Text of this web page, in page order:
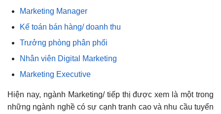
Marketing Manager
Kế toán bán hàng/ doanh thu
Trưởng phòng phân phối
Nhân viên Digital Marketing
Marketing Executive
Hiện nay, ngành Marketing/ tiếp thị được xem là một trong
những ngành nghề có sự cạnh tranh cao và nhu cầu tuyển